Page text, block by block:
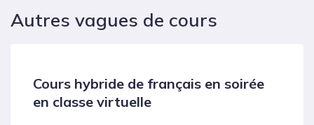
Autres vagues de cours
Cours hybride de français en soirée
en classe virtuelle